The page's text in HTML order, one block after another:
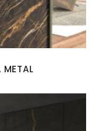
METAL